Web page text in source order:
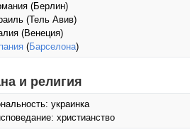
(Берлин)
(Тель Авив)
(Венеция)
(Барселона)
и религия
украинка
христианство